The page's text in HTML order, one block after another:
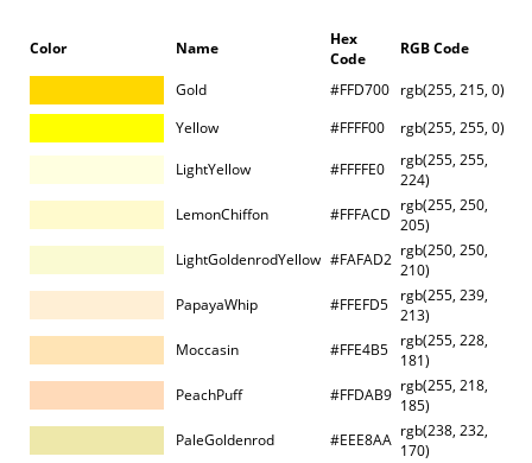
Color Name
Hex
Code
RGB Code
Gold #FFD700 rgb(255, 215, 0)
Yellow
#FFFF00 rgb(255, 255, 0)
LightYellow #FFFFE0
rgb(255, 255,
224)
LemonChiffon
#FFFACD rgb(255, 250,
205)
LightGoldenrodYellow #FAFAD2 rgb(250, 250,
210)
PapayaWhip
#FFEFD5
rgb(255, 239,
213)
Moccasin
#FFE4B5
rgb(255, 228,
181)
PeachPuff
#FFDAB9 rgb(255, 218,
185)
PaleGoldenrod
#EEE8AA rgb(238, 232,
170)